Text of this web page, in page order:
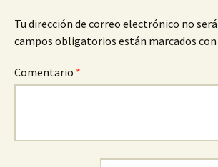
Tu dirección de correo electrónico no
campos obligatorios están marcados con
Comentario *